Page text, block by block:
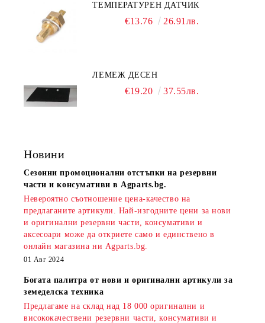
ТЕМПЕРАТУРЕН ДАТЧИК
€13.76 26.91лв.
ЛЕМЕЖ ДЕСЕН
€19.20 37.55лв.
Новини
Сезонни промоционални отстъпки на резервни
части и консумативи в Agparts.bg.
Невероятно съотношение цена-качество на
предлаганите артикули. Най-изгодните цени за нови
и оригинални резервни части, консумативи и
аксесоари може да откриете само и единствено в
онлайн магазина ни Agparts.bg.
01 Авг 2024
Богата палитра от нови и оригинални артикули за
земеделска техника
Предлагаме на склад над 18 000 оригинални и
висококачествени резервни части, консумативи и